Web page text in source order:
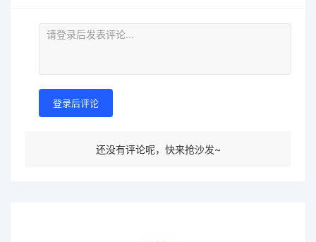
登录后评论
还没有评论呢，快来抢沙发~